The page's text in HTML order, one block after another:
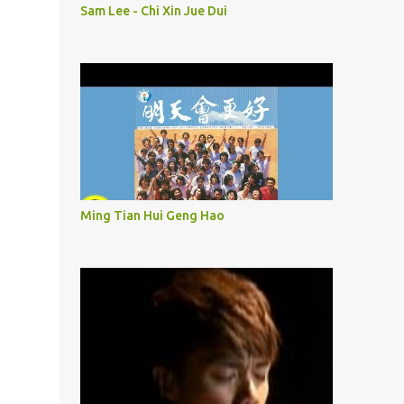
Sam Lee - Chi Xin Jue Dui
Ming Tian Hui Geng Hao